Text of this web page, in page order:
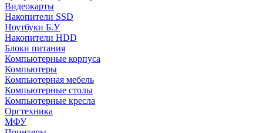
Видеокарты
Накопители SSD
Ноутбуки Б.У
Накопители HDD
Блоки питания
Компьютерные корпуса
Компьютеры
Компьютерная мебель
Компьютерные столы
Компьютерные кресла
Оргтехника
МФУ